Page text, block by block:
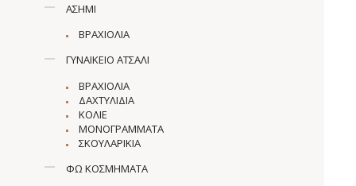
ΑΣΉΜΙ
ΒΡΑΧΙΌΛΙΑ
ΓΥΝΑΙΚΕΊΟ ΑΤΣΆΛΙ
ΒΡΑΧΙΌΛΙΑ
ΔΑΧΤΥΛΊΔΙΑ
ΚΟΛΙΈ
ΜΟΝΟΓΡΆΜΜΑΤΑ
ΣΚΟΥΛΑΡΊΚΙΑ
ΦΩ ΚΟΣΜΉΜΑΤΑ